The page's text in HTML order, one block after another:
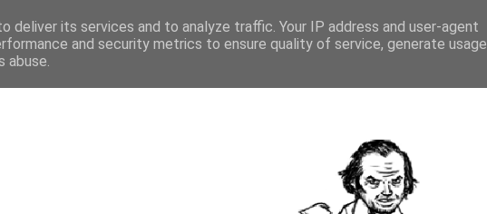
deliver its services and to analyze traffic. Your IP address and user-agent
and security metrics to ensure quality of service, generate usage
abuse.